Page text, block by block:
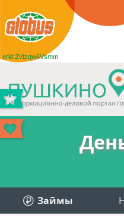
erid:2Vtzqw6Vsmm
Займы